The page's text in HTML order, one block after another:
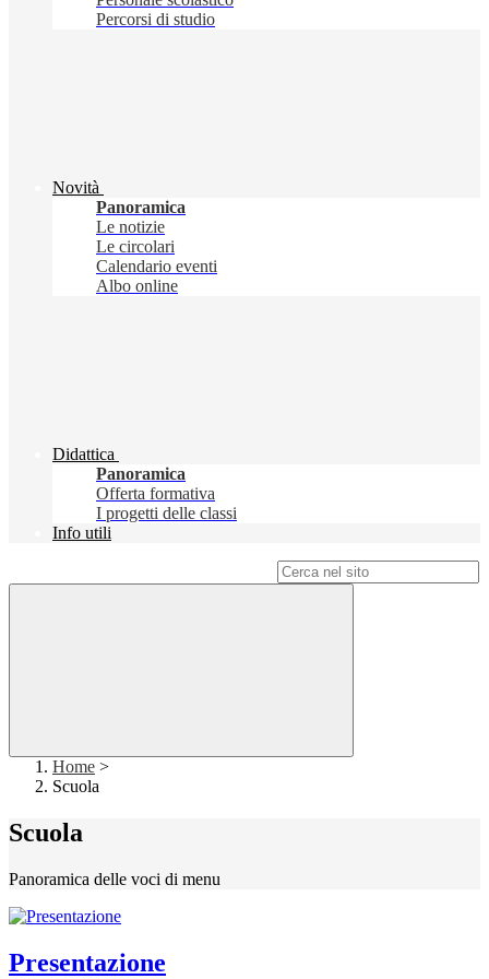
Percorsi di studio
Novità
Panoramica
Le notizie
Le circolari
Calendario eventi
Albo online
Didattica
Panoramica
Offerta formativa
I progetti delle classi
Info utili
Home >
Scuola
Scuola
Panoramica delle voci di menu
Presentazione